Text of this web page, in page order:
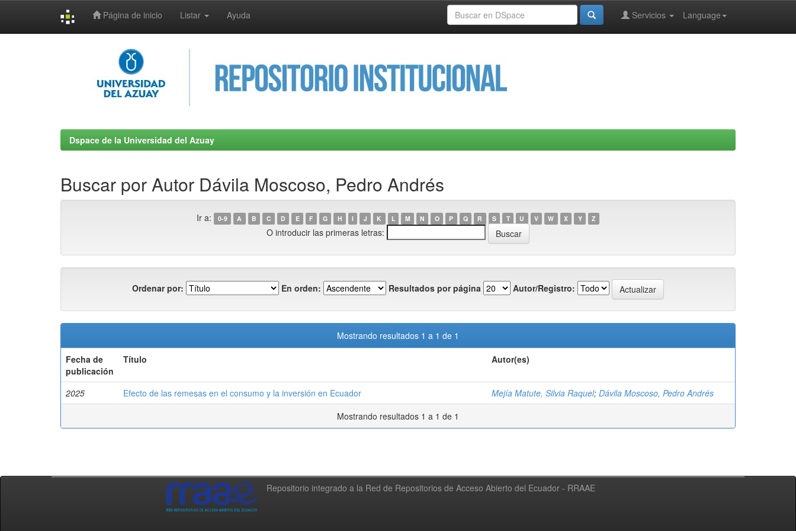
Página de inicio Listar Ayuda Language
Servicios
Dspace de la Universidad del Azuay
Buscar por Autor Dávila Moscoso, Pedro Andrés
Ir a: 0-9 A B C D E F G H I J K L M N O P Q R S T U V W X Y Z
O introducir las primeras letras:
Ordenar por: En orden: Resultados por página Autor/Registro:
Mostrando resultados 1 a 1 de 1
Fecha de
publicación
Título Autor(es)
2025 Efecto de las remesas en el consumo y la inversión en Ecuador Mejía Matute, Silvia Raquel; Dávila Moscoso, Pedro Andrés
Mostrando resultados 1 a 1 de 1
Repositorio integrado a la Red de Repositorios de Acceso Abierto del Ecuador - RRAAE